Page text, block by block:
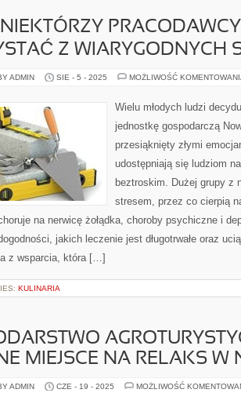
Z WIARYGODNYCH
ADMIN SIE - 5 - 2025 MOŻLIWOŚĆ
Wielu młodych ludzi
jednostkę gospodarczą
przesiąknięty złymi
udostępniają się ludziom
beztroskim. Dużej grupy z
stresem, przez co cierpią
na nerwicę żołądka, choroby psychiczne i
jakich leczenie jest długotrwałe oraz
z wsparcia, która […]
KULINARIA
MIEJSCE NA RELAKS W
ADMIN CZE - 19 - 2025 MOŻLIWOŚĆ